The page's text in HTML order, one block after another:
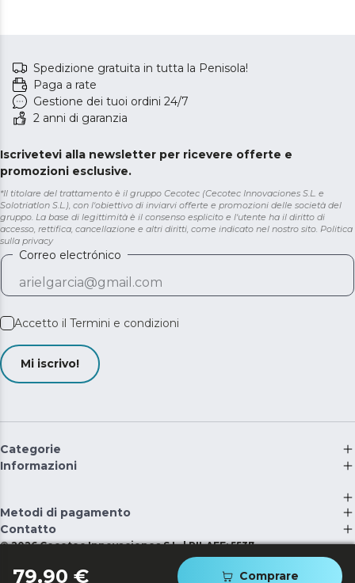
79,90 € Comprare
Spedizione gratuita in tutta la Penisola!
Paga a rate
Gestione dei tuoi ordini 24/7
2 anni di garanzia
Iscrivetevi alla newsletter per ricevere offerte e
promozioni esclusive.
*Il titolare del trattamento è il gruppo Cecotec (Cecotec Innovaciones S.L. e
Solotriatlon S.L.), con l'obiettivo di inviarvi offerte e promozioni delle società del
gruppo. La base di legittimità è il consenso esplicito e l'utente ha il diritto di
accesso, rettifica, cancellazione e altri diritti, come indicato nel nostro sito. Politica
sulla privacy
Correo electrónico
Accetto il Termini e condizioni
Mi iscrivo!
Categorie
Informazioni
Metodi di pagamento
Contatto
©2026 Cecotec Innovaciones S.L. | RII-AEE: 5537